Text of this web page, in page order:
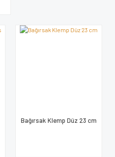
Bağırsak Klemp Düz 23 cm